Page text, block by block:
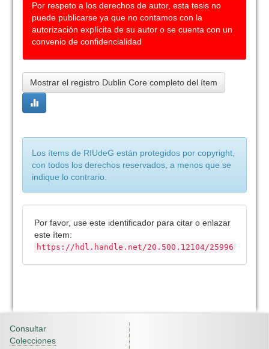
Por respeto a los derechos de autor, esta tesis no
puede publicarse ya que no contamos con la
autorización explícita de su autor o se cuenta con un
convenio de confidencialidad
Mostrar el registro Dublin Core completo del ítem
Los ítems de RIUdeG están protegidos por copyright,
con todos los derechos reservados, a menos que se
indique lo contrario.
Por favor, use este identificador para citar o enlazar
este ítem:
https://hdl.handle.net/20.500.12104/25996
Consultar
Colecciones